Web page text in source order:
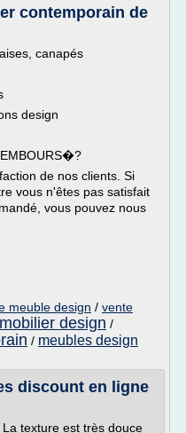
contemporain de
canapés
design
de nos clients. Si
vous n'êtes pas satisfait
vous pouvez nous
meuble design / vente
design /
/ meubles design
discount en ligne
texture est très douce